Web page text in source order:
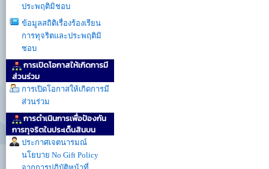
ประพฤติมิชอบ
ข้อมูลสถิติเรื่องร้องเรียน
การทุจริตและประพฤติมิ
ชอบ
การเปิดโอกาสให้เกิดการมี
ส่วนร่วม
การเปิดโอกาสให้เกิดการมี
ส่วนร่วม
การดำเนินการเพื่อป้องกัน
การทุจริตในประเด็นสินบน
ประกาศเจตนารมณ์
นโยบาย No Gift Policy